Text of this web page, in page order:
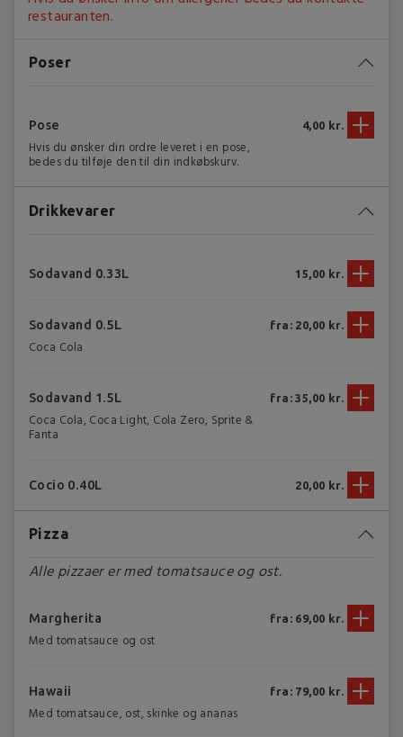
restauranten.
Poser
Pose
Hvis du ønsker din ordre leveret i en pose,
bedes du tilføje den til din indkøbskurv.
4,00 kr.
Drikkevarer
Sodavand 0.33L 15,00 kr.
Sodavand 0.5L
Coca Cola
fra: 20,00 kr.
Sodavand 1.5L
Coca Cola, Coca Light, Cola Zero, Sprite &
Fanta
fra: 35,00 kr.
Cocio 0.40L 20,00 kr.
Pizza
Alle pizzaer er med tomatsauce og ost.
Margherita
Med tomatsauce og ost
fra: 69,00 kr.
Hawaii
Med tomatsauce, ost, skinke og ananas
fra: 79,00 kr.